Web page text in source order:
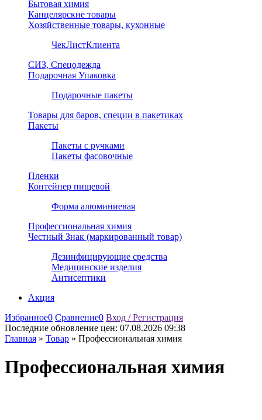
Бытовая химия
Канцелярские товары
Хозяйственные товары, кухонные
ЧекЛистКлиента
СИЗ, Спецодежда
Подарочная Упаковка
Подарочные пакеты
Товары для баров, специи в пакетиках
Пакеты
Пакеты с ручками
Пакеты фасовочные
Пленки
Контейнер пищевой
Форма алюминиевая
Профессиональная химия
Честный Знак (маркированный товар)
Дезинфицирующие средства
Медицинские изделия
Антисептики
Акция
Избранное0 Сравнение0 Вход / Регистрация
Последние обновление цен: 07.08.2026 09:38
Главная » Товар » Профессиональная химия
Профессиональная химия